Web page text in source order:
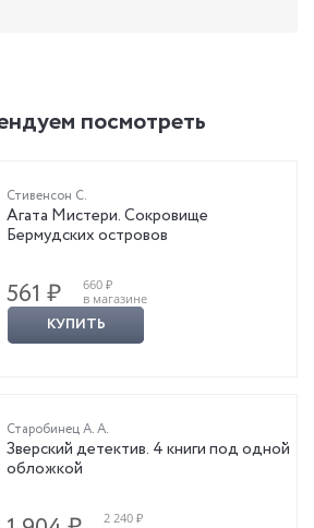
посмотреть
Стивенсон С.
Агата Мистери. Сокровище
Бермудских островов
561 ₽
660 ₽
в магазине
КУПИТЬ
Старобинец А. А.
Зверский детектив. 4 книги под одной
обложкой
2 240 ₽